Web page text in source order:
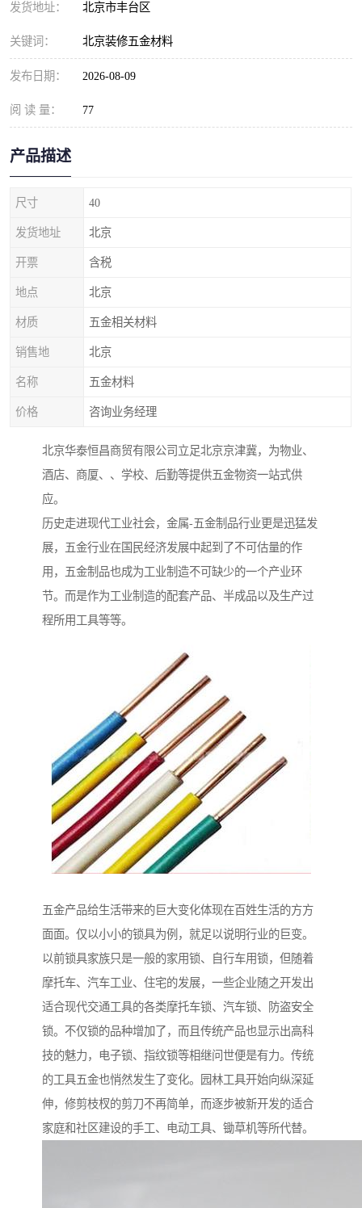
发货地址： 北京市丰台区
关键词： 北京装修五金材料
发布日期： 2026-08-09
阅 读 量： 77
产品描述
尺寸 40
发货地址 北京
开票 含税
地点 北京
材质 五金相关材料
销售地 北京
名称 五金材料
价格 咨询业务经理
北京华泰恒昌商贸有限公司立足北京京津冀，为物业、
酒店、商厦、、学校、后勤等提供五金物资一站式供
应。
历史走进现代工业社会，金属-五金制品行业更是迅猛发
展，五金行业在国民经济发展中起到了不可估量的作
用，五金制品也成为工业制造不可缺少的一个产业环
节。而是作为工业制造的配套产品、半成品以及生产过
程所用工具等等。
五金产品给生活带来的巨大变化体现在百姓生活的方方
面面。仅以小小的锁具为例，就足以说明行业的巨变。
以前锁具家族只是一般的家用锁、自行车用锁，但随着
摩托车、汽车工业、住宅的发展，一些企业随之开发出
适合现代交通工具的各类摩托车锁、汽车锁、防盗安全
锁。不仅锁的品种增加了，而且传统产品也显示出高科
技的魅力，电子锁、指纹锁等相继问世便是有力。传统
的工具五金也悄然发生了变化。园林工具开始向纵深延
伸，修剪枝杈的剪刀不再简单，而逐步被新开发的适合
家庭和社区建设的手工、电动工具、锄草机等所代替。